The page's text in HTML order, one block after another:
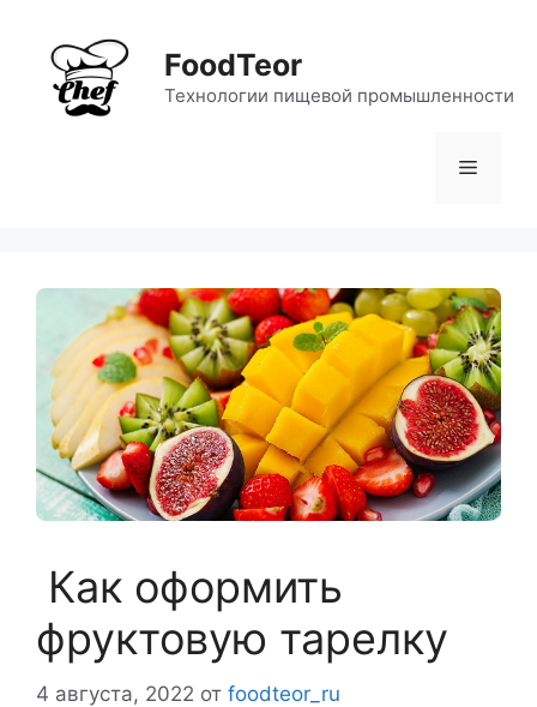
содержимому
FoodTeor
Технологии пищевой промышленности
Меню
Как оформить
фруктовую тарелку
4 августа, 2022 от foodteor_ru